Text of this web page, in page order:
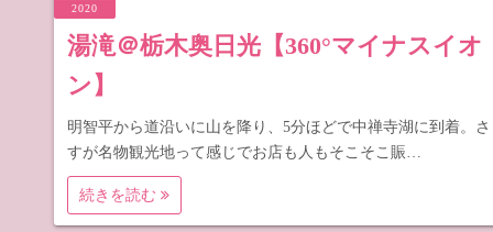
2020
湯滝＠栃木奥日光【360°マイナスイオ
ン】
明智平から道沿いに山を降り、5分ほどで中禅寺湖に到着。さ
すが名物観光地って感じでお店も人もそこそこ賑…
続きを読む